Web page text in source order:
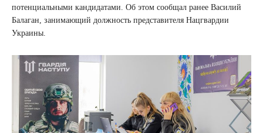
потенциальными кандидатами. Об этом сообщал ранее Василий
Балаган, занимающий должность представителя Нацгвардии
Украины.